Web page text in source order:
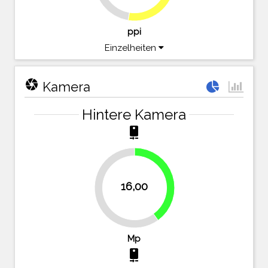
ppi
Einzelheiten
camera Kamera
Hintere Kamera
camera_rear
16,00
60%
40%
Mp
camera_rear